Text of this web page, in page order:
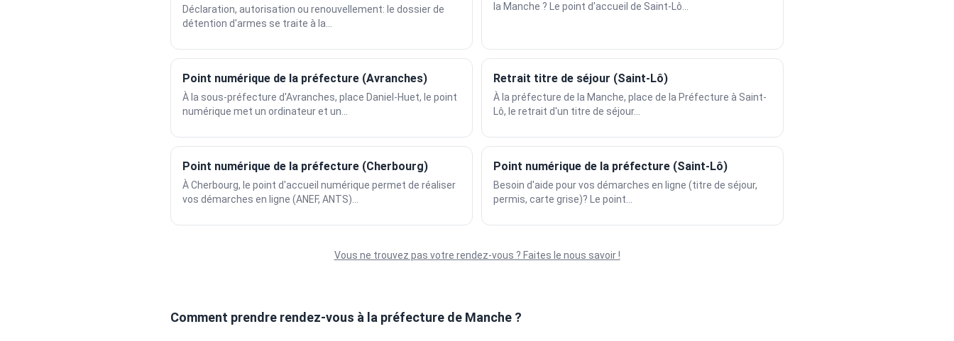
Déclaration, autorisation ou renouvellement: le dossier de
détention d'armes se traite à la...
la Manche ? Le point d'accueil de Saint-Lô...
Point numérique de la préfecture (Avranches)
À la sous-préfecture d'Avranches, place Daniel-Huet, le point
numérique met un ordinateur et un...
Retrait titre de séjour (Saint-Lô)
À la préfecture de la Manche, place de la Préfecture à Saint-
Lô, le retrait d'un titre de séjour...
Point numérique de la préfecture (Cherbourg)
À Cherbourg, le point d'accueil numérique permet de réaliser
vos démarches en ligne (ANEF, ANTS)...
Point numérique de la préfecture (Saint-Lô)
Besoin d'aide pour vos démarches en ligne (titre de séjour,
permis, carte grise)? Le point...
Vous ne trouvez pas votre rendez-vous ? Faites le nous savoir !
Comment prendre rendez-vous à la préfecture de Manche ?